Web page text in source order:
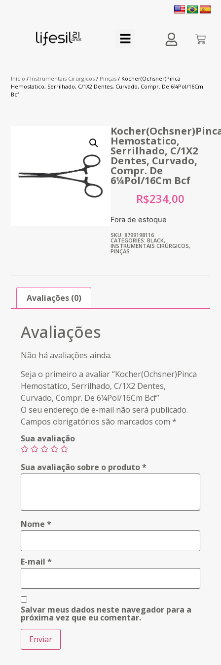
Início / Instrumentais Cirúrgicos / Pinças / Kocher(Ochsner)Pinca
Hemostatico, Serrilhado, C/1X2 Dentes, Curvado, Compr. De 6¼Pol/16Cm
Bcf
Hemostatico,
Serrilhado, C/1X2
Dentes, Curvado,
Compr. De
6¼Pol/16Cm Bcf
R$234,00
Fora de estoque
SKU: 8799198116
CATEGORIES: BLACK,
INSTRUMENTAIS CIRÚRGICOS,
PINÇAS
Avaliações (0)
Avaliações
Não há avaliações ainda.
Seja o primeiro a avaliar “Kocher(Ochsner)Pinca
Hemostatico, Serrilhado, C/1X2 Dentes,
Curvado, Compr. De 6¼Pol/16Cm Bcf”
O seu endereço de e-mail não será publicado.
Campos obrigatórios são marcados com*
Sua avaliação
Sua avaliação sobre o produto*
Nome*
E-mail*
Salvar meus dados neste navegador para a
próxima vez que eu comentar.